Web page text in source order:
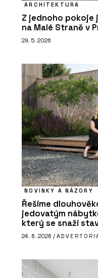
ARCHITEKTURA
Z jednoho pokoje
na Malé Straně v
29. 5. 2026
NOVINKY A NÁZORY
Řešíme
jedovatým
který se snaží
24. 6. 2026 /